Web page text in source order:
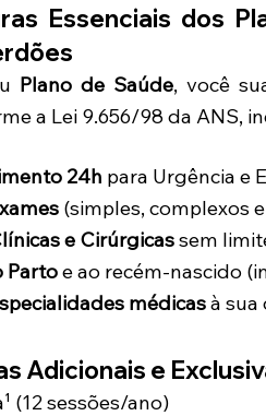
Essenciais dos
Plano de Saúde, você
a Lei 9.656/98 da ANS,
24h para Urgência e
(simples, complexos
e Cirúrgicassem
Partoe ao recém-nascido
médicasà sua
Adicionais e
(12 sessões/ano)